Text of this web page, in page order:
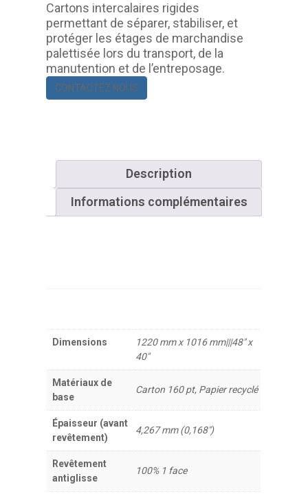
Cartons intercalaires rigides
permettant de séparer, stabiliser, et
protéger les étages de marchandise
palettisée lors du transport, de la
manutention et de l’entreposage.
CONTACTEZ NOUS
Description
Informations complémentaires
Dimensions
1220 mm x 1016 mm|||48" x
40"
Matériaux de
base
Carton 160 pt, Papier recyclé
Épaisseur (avant
revêtement)
4,267 mm (0,168")
Revêtement
antiglisse
100% 1 face